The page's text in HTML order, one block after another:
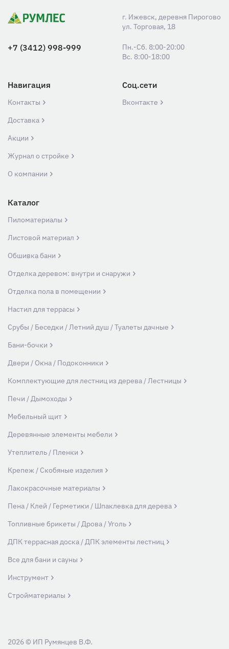
г. Ижевск, деревня Пирогово
ул. Торговая, 18
+7 (3412) 998-999
Пн.-Сб. 8:00-20:00
Вс. 8:00-18:00
Навигация
Контакты
Доставка
Акции
Журнал о стройке
О компании
Соц.сети
Вконтакте
Каталог
Пиломатериалы
Листовой материал
Обшивка бани
Отделка деревом: внутри и снаружи
Отделка пола в помещении
Настил для террасы
Срубы / Беседки / Летний душ / Туалеты дачные
Бани-бочки
Двери / Окна / Подоконники
Комплектующие для лестниц из дерева / Лестницы
Печи / Дымоходы
Мебельный щит
Деревянные элементы мебели
Утеплитель / Пленки
Крепеж / Скобяные изделия
Лакокрасочные материалы
Пена / Клей / Герметики / Шпаклевка для дерева
Топливные брикеты / Дрова / Уголь
ДПК террасная доска / ДПК элементы лестниц
Все для бани и сауны
Инструмент
Стройматериалы
2026 © ИП Румянцев В.Ф.